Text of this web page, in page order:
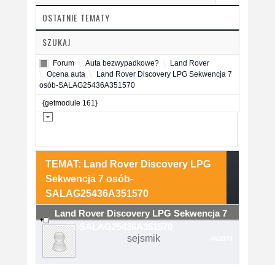
OSTATNIE TEMATY
SZUKAJ
Forum Auta bezwypadkowe?
Land Rover
Ocena auta
Land Rover Discovery LPG Sekwencja 7
osób-SALAG25436A351570
{getmodule 161}
TEMAT: Land Rover Discovery LPG
Sekwencja 7 osób-
SALAG25436A351570
Land Rover Discovery LPG Sekwencja 7
osób-SALAG25436A351570
sejsmik